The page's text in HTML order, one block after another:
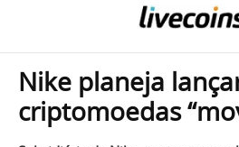
Nike planeja
criptomoedas